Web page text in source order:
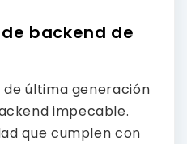
backend de
de última generación
impecable.
que cumplen con